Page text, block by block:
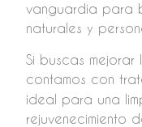
vanguardia para
naturales y
Si buscas
contamos con
ideal para una
rejuvenecimiento